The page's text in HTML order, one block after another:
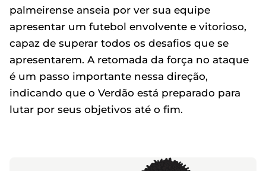
palmeirense anseia por ver sua equipe
apresentar um futebol envolvente e vitorioso,
capaz de superar todos os desafios que se
apresentarem. A retomada da força no ataque
é um passo importante nessa direção,
indicando que o Verdão está preparado para
lutar por seus objetivos até o fim.